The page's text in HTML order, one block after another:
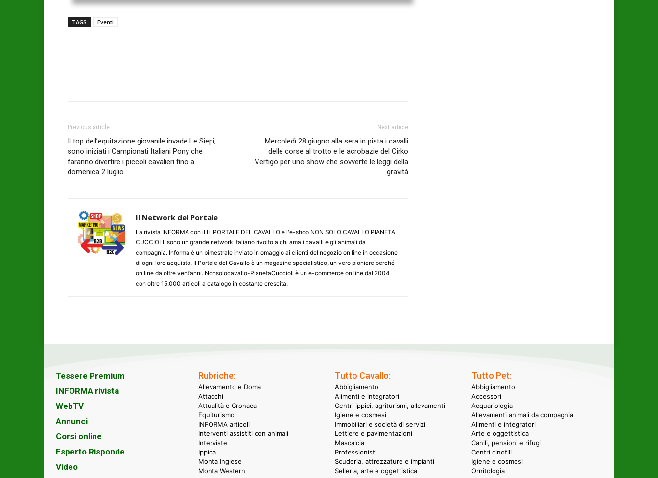
TAGS Eventi
Previous article
Il top dell’equitazione giovanile invade Le Siepi,
sono iniziati i Campionati Italiani Pony che
faranno divertire i piccoli cavalieri fino a
domenica 2 luglio
Next article
Mercoledì 28 giugno alla sera in pista i cavalli
delle corse al trotto e le acrobazie del Cirko
Vertigo per uno show che sovverte le leggi della
gravità
Il Network del Portale
La rivista INFORMA con il IL PORTALE DEL CAVALLO e l'e-shop NON SOLO CAVALLO PIANETA
CUCCIOLI, sono un grande network italiano rivolto a chi ama i cavalli e gli animali da
compagnia. Informa è un bimestrale inviato in omaggio ai clienti del negozio on line in occasione
di ogni loro acquisto. Il Portale del Cavallo è un magazine specialistico, un vero pioniere perché
on line da oltre vent’anni. Nonsolocavallo-PianetaCuccioli è un e-commerce on line dal 2004
con oltre 15.000 articoli a catalogo in costante crescita.
Tessere Premium
INFORMA rivista
WebTV
Annunci
Corsi online
Esperto Risponde
Video
Rubriche:
Allevamento e Doma
Attacchi
Attualità e Cronaca
Equiturismo
INFORMA articoli
Interventi assistiti con animali
Interviste
Ippica
Monta Inglese
Monta Western
Tutto Cavallo:
Abbigliamento
Alimenti e integratori
Centri ippici, agriturismi, allevamenti
Igiene e cosmesi
Immobiliari e società di servizi
Lettiere e pavimentazioni
Mascalcia
Professionisti
Scuderia, attrezzature e impianti
Selleria, arte e oggettistica
Tutto Pet:
Abbigliamento
Accessori
Acquariologia
Allevamenti animali da compagnia
Alimenti e integratori
Arte e oggettistica
Canili, pensioni e rifugi
Centri cinofili
Igiene e cosmesi
Ornitologia